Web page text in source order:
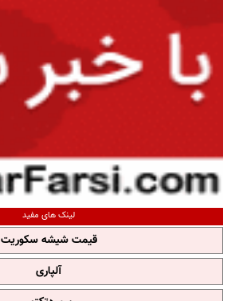
لینک های مفید
قیمت شیشه سکوریت
آلپاری